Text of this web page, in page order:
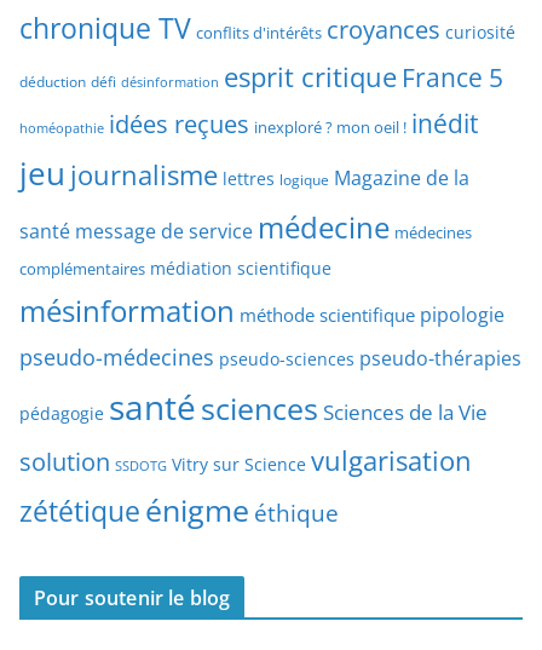
y
e
d
’
a
i
c
e
h
p
a
t
e
chronique TV conflits d'intérêts croyances curiosité
déduction défi désinformation esprit critique France 5
homéopathie idées reçues inexploré ? mon oeil ! inédit
jeu journalisme lettres logique Magazine de la
santé message de service médecine médecines
complémentaires médiation scientifique
mésinformation méthode scientifique pipologie
pseudo-médecines pseudo-sciences pseudo-thérapies
pédagogie santésciences Sciences de la Vie
solution SSDOTG Vitry sur Science vulgarisation
zététiqueénigme éthique
Pour soutenir le blog